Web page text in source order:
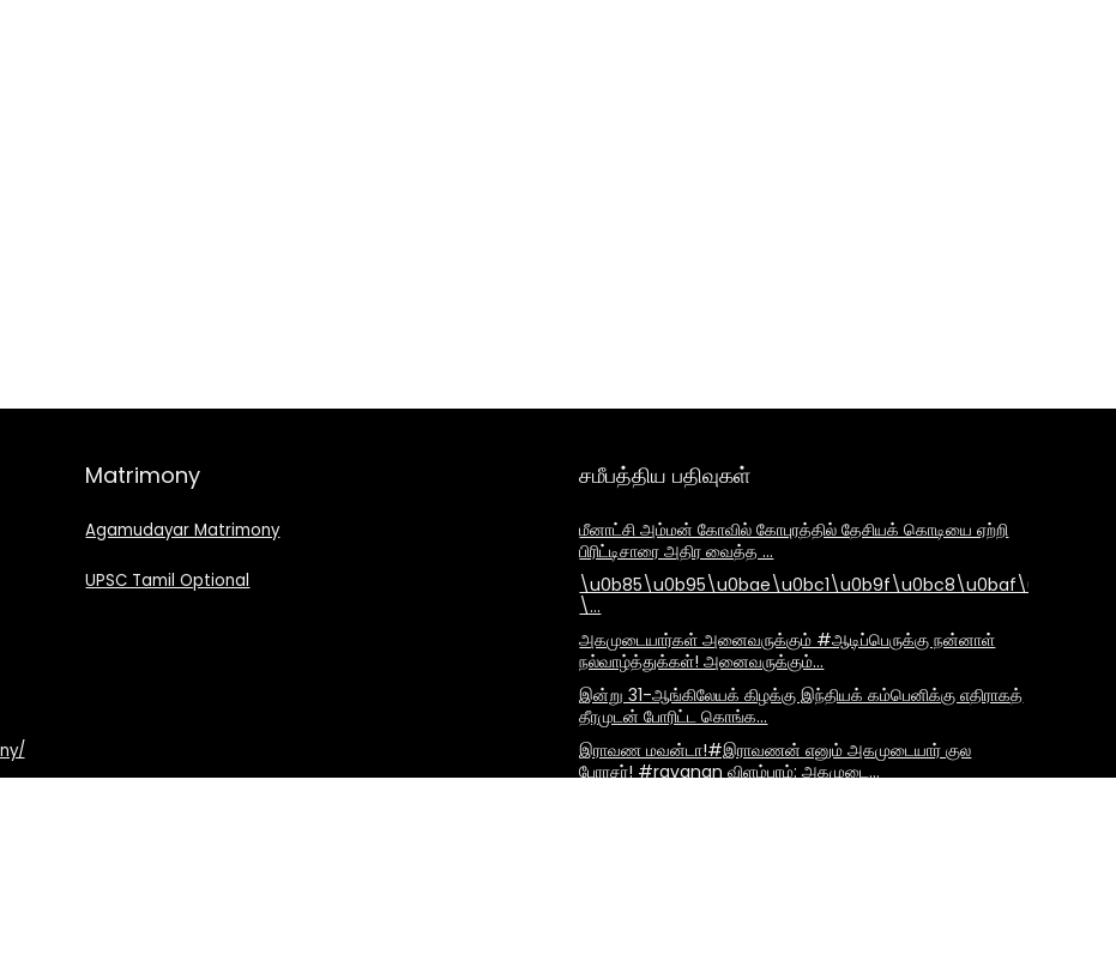
Matrimony
Agamudayar Matrimony
UPSC Tamil Optional
சமீபத்திய பதிவுகள்
மீனாட்சி அம்மன் கோவில் கோபுரத்தில் தேசியக் கொடியை ஏற்றி
பிரிட்டிசாரை அதிர வைத்த …
\…
அகமுடையார்கள் அனைவருக்கும் #ஆடிப்பெருக்கு நன்னாள்
நல்வாழ்த்துக்கள்! அனைவருக்கும்…
இன்று 31-ஆங்கிலேயக் கிழக்கு இந்தியக் கம்பெனிக்கு எதிராகத்
தீரமுடன் போரிட்ட கொங்க…
இராவண மவன்டா!#இராவணன் எனும் அகமுடையார் குல
பேரரசர்! #ravanan விளம்பரம்: அகமுடை…